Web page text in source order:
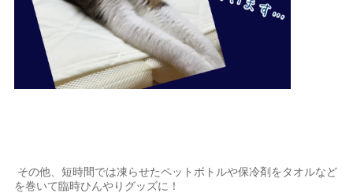
その他、短時間では凍らせたペットボトルや保冷剤をタオルなど
を巻いて臨時ひんやりグッズに！